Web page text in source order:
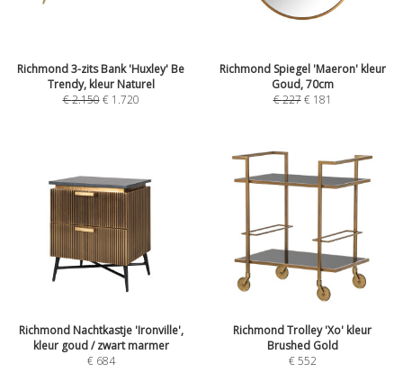
Richmond 3-zits Bank 'Huxley' Be
Trendy, kleur Naturel
€2.150 € 1.720
Richmond Spiegel 'Maeron' kleur
Goud, 70cm
€227 € 181
Richmond Nachtkastje 'Ironville',
kleur goud / zwart marmer
€ 684
Richmond Trolley 'Xo' kleur
Brushed Gold
€552